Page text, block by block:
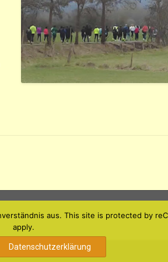
aus. This site is protected by
apply.
Datenschutzerklärung